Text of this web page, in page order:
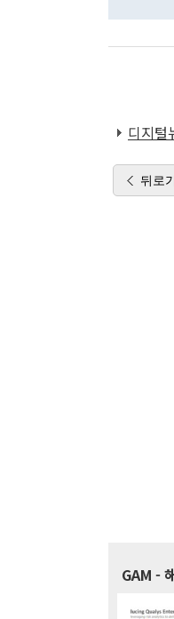
디지털
뒤로
GAM -